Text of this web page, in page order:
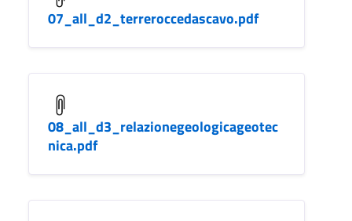
07_all_d2_terreroccedascavo.pdf
08_all_d3_relazionegeologicageotec
nica.pdf